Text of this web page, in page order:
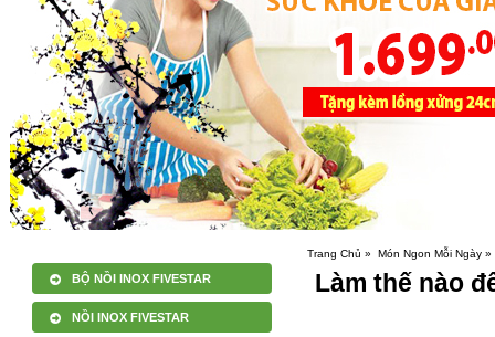
BỘ NỒI INOX FIVESTAR
NỒI INOX FIVESTAR
Trang Chủ » Món Ngon Mỗi Ngày »
Làm thế nào